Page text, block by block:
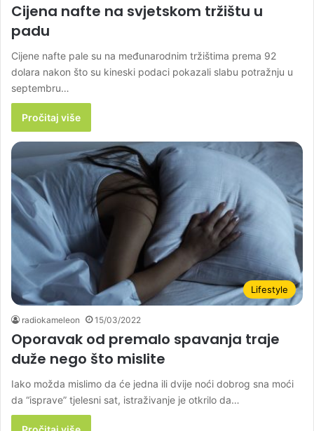
Cijena nafte na svjetskom tržištu u
padu
Cijene nafte pale su na međunarodnim tržištima prema 92
dolara nakon što su kineski podaci pokazali slabu potražnju u
septembru…
Pročitaj više
Lifestyle
radiokameleon 15/03/2022
Oporavak od premalo spavanja traje
duže nego što mislite
Iako možda mislimo da će jedna ili dvije noći dobrog sna moći
da “isprave” tjelesni sat, istraživanje je otkrilo da…